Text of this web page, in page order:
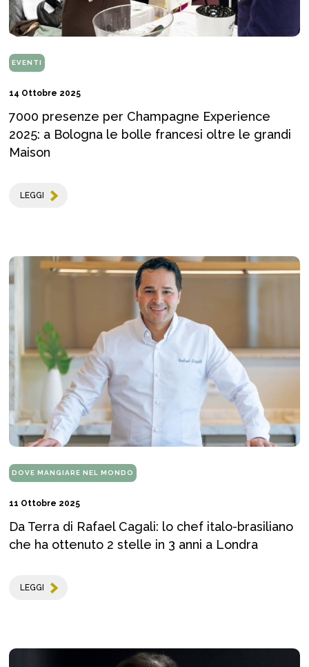
EVENTI
14 Ottobre 2025
7000 presenze per Champagne Experience
2025: a Bologna le bolle francesi oltre le grandi
Maison
LEGGI
DOVE MANGIARE NEL MONDO
11 Ottobre 2025
Da Terra di Rafael Cagali: lo chef italo-brasiliano
che ha ottenuto 2 stelle in 3 anni a Londra
LEGGI